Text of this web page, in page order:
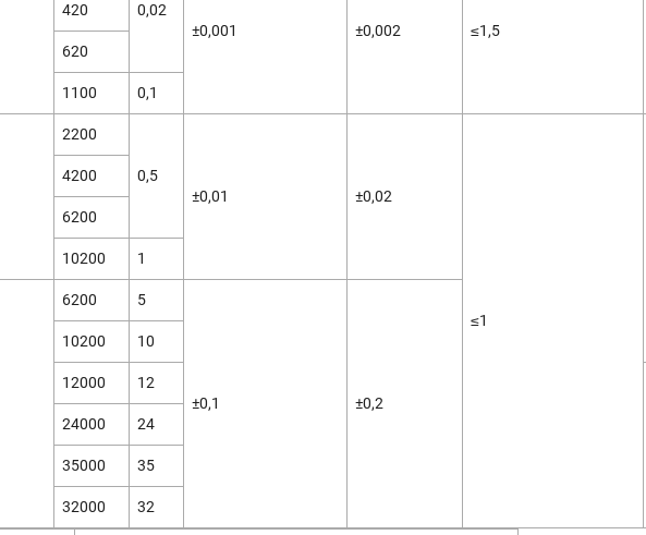
0,02
±0,001
±0,002 ≤1,5
420
620
1100 0,1
2200
0,5
±0,01
±0,02
≤1
4200
6200
10200 1
6200 5
±0,1 ±0,2
10200 10
12000 12
24000 24
35000 35
32000 32